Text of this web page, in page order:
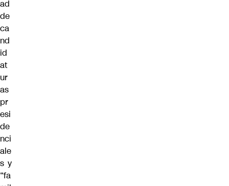
ad
de
ca
nd
id
at
ur
as
pr
esi
de
nci
ale
s y
“fa